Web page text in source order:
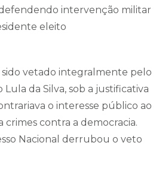
defendendo intervenção militar
eleito
vetado integralmente pelo
da Silva, sob a justificativa
o interesse público ao
contra a democracia.
Nacional derrubou o veto